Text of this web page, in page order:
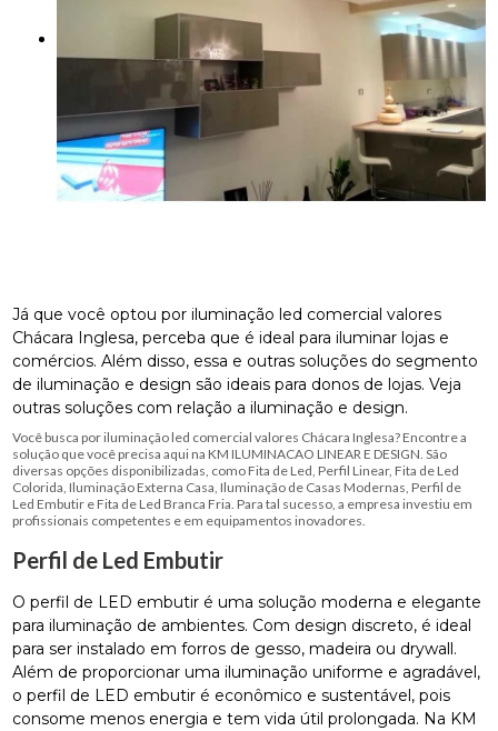
Já que você optou por iluminação led comercial valores
Chácara Inglesa, perceba que é ideal para iluminar lojas e
comércios. Além disso, essa e outras soluções do segmento
de iluminação e design são ideais para donos de lojas. Veja
outras soluções com relação a iluminação e design.
Você busca por iluminação led comercial valores Chácara Inglesa? Encontre a
solução que você precisa aqui na KM ILUMINACAO LINEAR E DESIGN. São
diversas opções disponibilizadas, como Fita de Led, Perfil Linear, Fita de Led
Colorida, Iluminação Externa Casa, Iluminação de Casas Modernas, Perfil de
Led Embutir e Fita de Led Branca Fria. Para tal sucesso, a empresa investiu em
profissionais competentes e em equipamentos inovadores.
Perfil de Led Embutir
O perfil de LED embutir é uma solução moderna e elegante
para iluminação de ambientes. Com design discreto, é ideal
para ser instalado em forros de gesso, madeira ou drywall.
Além de proporcionar uma iluminação uniforme e agradável,
o perfil de LED embutir é econômico e sustentável, pois
consome menos energia e tem vida útil prolongada. Na KM